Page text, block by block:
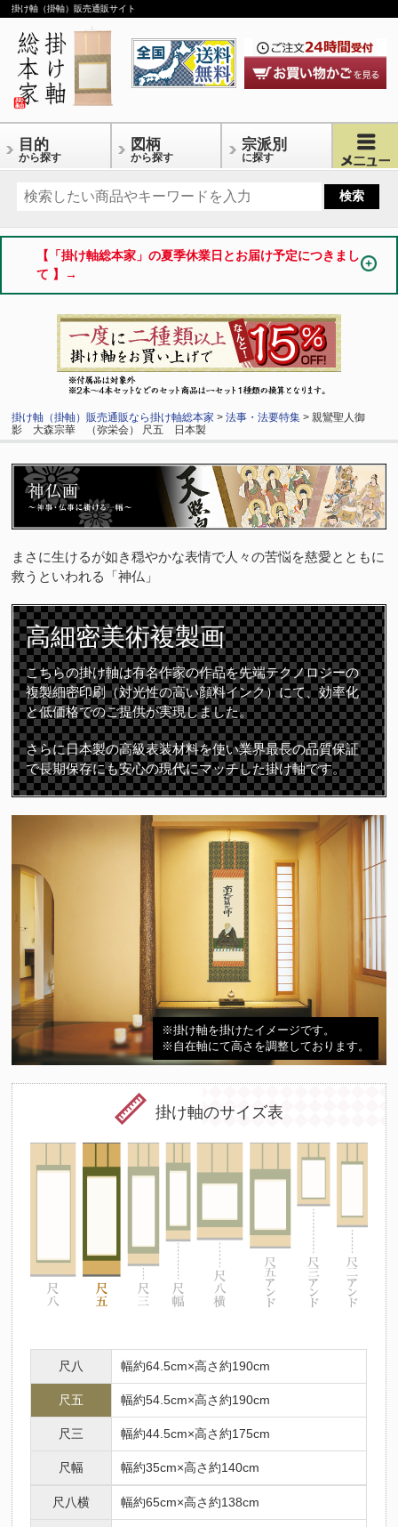
掛け軸（掛軸）販売通販サイト
目的
から探す
図柄
から探す
宗派別
に探す
【「掛け軸総本家」の夏季休業日とお届け予定につきまし
て 】→
掛け軸（掛軸）販売通販なら掛け軸総本家 >法事・法要特集 > 親鸞聖人御
影 大森宗華 （弥栄会） 尺五 日本製
まさに生けるが如き穏やかな表情で人々の苦悩を慈愛とともに
救うといわれる「神仏」
高細密美術複製画
こちらの掛け軸は有名作家の作品を先端テクノロジーの
複製細密印刷（対光性の高い顔料インク）にて、効率化
と低価格でのご提供が実現しました。
さらに日本製の高級表装材料を使い業界最長の品質保証
で長期保存にも安心の現代にマッチした掛け軸です。
※掛け軸を掛けたイメージです。
※自在軸にて高さを調整しております。
掛け軸のサイズ表
尺八 幅約64.5cm×高さ約190cm
尺五 幅約54.5cm×高さ約190cm
尺三 幅約44.5cm×高さ約175cm
尺幅 幅約35cm×高さ約140cm
尺八横 幅約65cm×高さ約138cm